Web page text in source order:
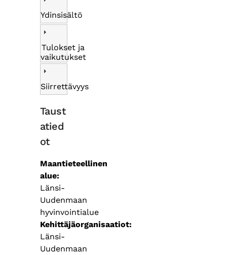
Ydinsisältö
Tulokset ja
vaikutukset
Siirrettävyys
Taust
atied
ot
Maantieteellinen
alue
Länsi-
Uudenmaan
hyvinvointialue
Kehittäjäorganisaatiot
Länsi-
Uudenmaan